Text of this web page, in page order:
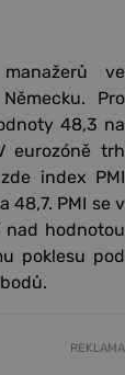
ve
Pro
48,3 na
eurozóně trh
index PMI
48,7. PMI se v
hodnotou
poklesu pod
REKLAMA